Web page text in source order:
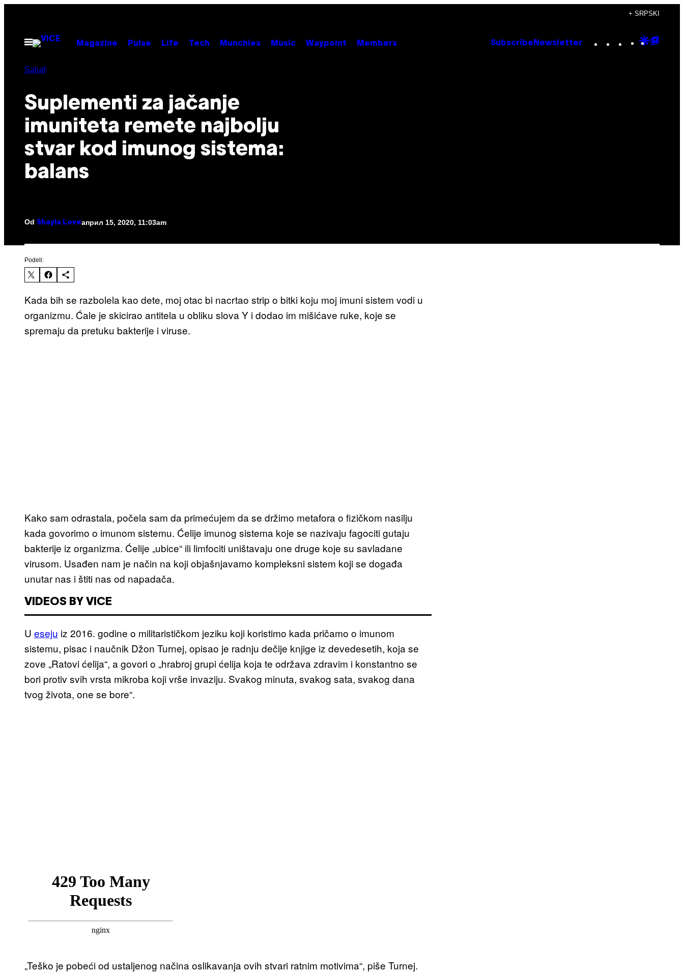
садржај
+ SRPSKI
Otvori
Meni
Magazine Pulse Life Tech Munchies Music Waypoint Members Subscribe Newsletter Instagram
TikTok
YouTube
Google
Salud
Suplementi za jačanje
imuniteta remete najbolju
stvar kod imunog sistema:
balans
Od Shayla Loveаприл 15, 2020, 11:03am
Podeli:
Kada bih se razbolela kao dete, moj otac bi nacrtao strip o bitki koju moj imuni sistem vodi u
organizmu. Ćale je skicirao antitela u obliku slova Y i dodao im mišićave ruke, koje se
spremaju da pretuku bakterije i viruse.
Kako sam odrastala, počela sam da primećujem da se držimo metafora o fizičkom nasilju
kada govorimo o imunom sistemu. Ćelije imunog sistema koje se nazivaju fagociti gutaju
bakterije iz organizma. Ćelije „ubice“ ili limfociti uništavaju one druge koje su savladane
virusom. Usađen nam je način na koji objašnjavamo kompleksni sistem koji se događa
unutar nas i štiti nas od napadača.
VIDEOS BY VICE
U eseju iz 2016. godine o militarističkom jeziku koji koristimo kada pričamo o imunom
sistemu, pisac i naučnik Džon Turnej, opisao je radnju dečije knjige iz devedesetih, koja se
zove „Ratovi ćelija“, a govori o „hrabroj grupi ćelija koja te održava zdravim i konstantno se
bori protiv svih vrsta mikroba koji vrše invaziju. Svakog minuta, svakog sata, svakog dana
tvog života, one se bore“.
„Teško je pobeći od ustaljenog načina oslikavanja ovih stvari ratnim motivima“, piše Turnej.